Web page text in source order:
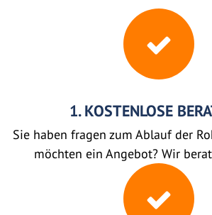
1. KOSTENLOSE
Sie haben fragen zum Ablauf der
möchten ein Angebot? Wir